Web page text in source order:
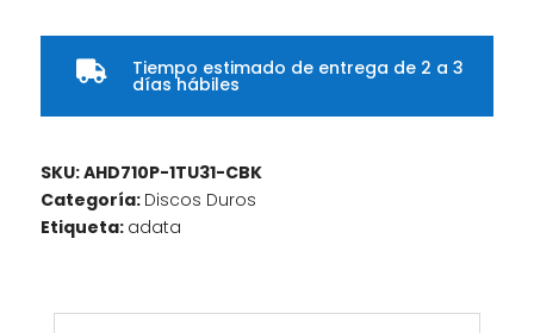
 Tiempo estimado de entrega de 2 a 3
días hábiles
SKU:AHD710P-1TU31-CBK
Categoría: Discos Duros
Etiqueta: adata